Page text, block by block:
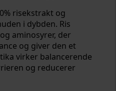
risekstrakt og
i dybden. Ris
aminosyrer, der
og giver den et
virker balancerende
og reducerer